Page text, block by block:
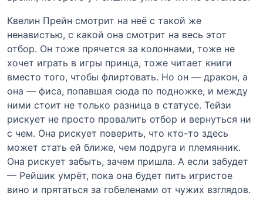
Квелин Прейн смотрит на неё с такой же
ненавистью, с какой она смотрит на весь этот
отбор. Он тоже прячется за колоннами, тоже не
хочет играть в игры принца, тоже читает книги
вместо того, чтобы флиртовать. Но он — дракон, а
она — фиса, попавшая сюда по подножке, и между
ними стоит не только разница в статусе. Тейзи
рискует не просто провалить отбор и вернуться ни
с чем. Она рискует поверить, что кто-то здесь
может стать ей ближе, чем подруга и племянник.
Она рискует забыть, зачем пришла. А если забудет
— Рейшик умрёт, пока она будет пить игристое
вино и прятаться за гобеленами от чужих взглядов.